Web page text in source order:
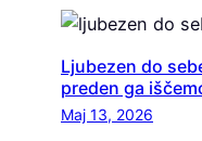
Ljubezen do
preden ga
Maj 13, 2026